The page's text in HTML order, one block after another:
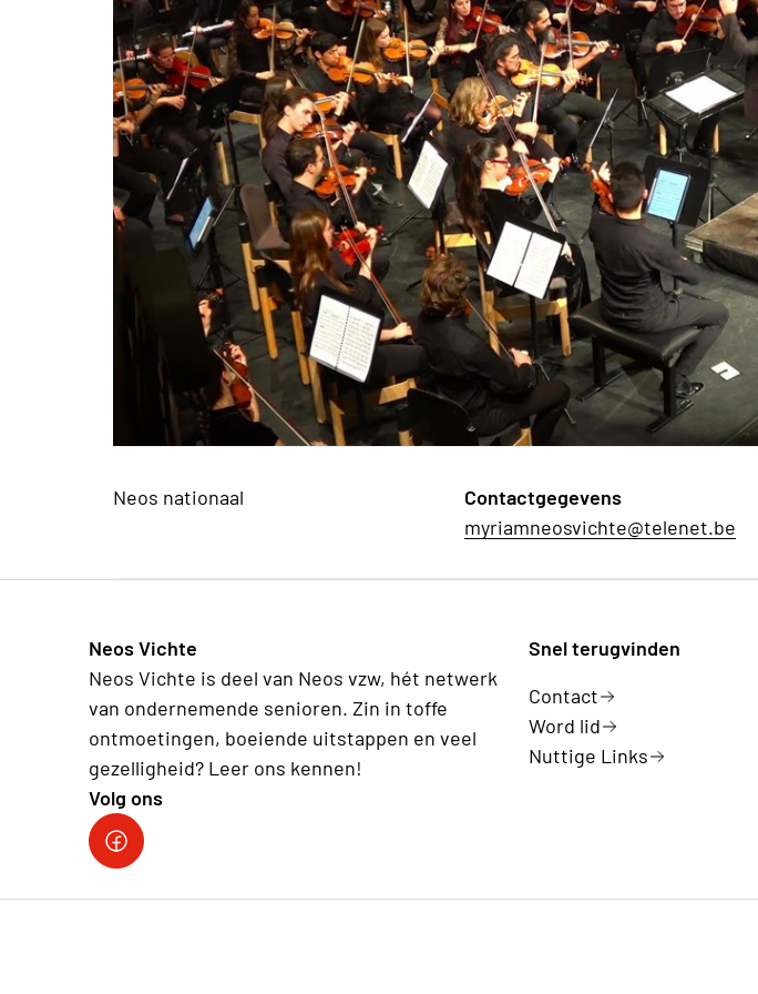
Neos nationaal
Contactgegevens
myriamneosvichte@telenet.be
Neos Vichte
Neos Vichte is deel van Neos vzw, hét netwerk
van ondernemende senioren. Zin in toffe
ontmoetingen, boeiende uitstappen en veel
gezelligheid? Leer ons kennen!
Volg ons
Neos vzw
Snel terugvinden
Contact
Word lid
Nuttige Links